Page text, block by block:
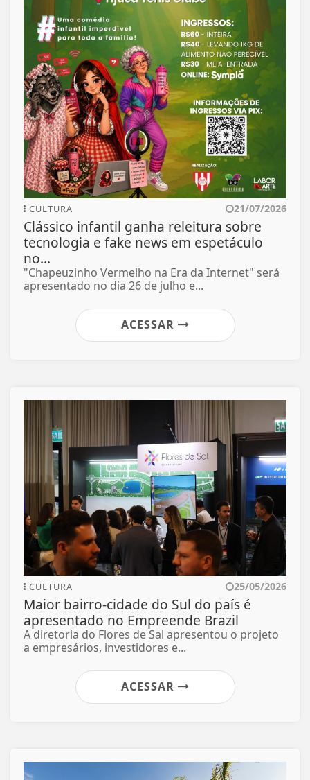
CULTURA 21/07/2026
Clássico infantil ganha releitura sobre
tecnologia e fake news em espetáculo
no...
"Chapeuzinho Vermelho na Era da Internet" será
apresentado no dia 26 de julho e...
ACESSAR
CULTURA 25/05/2026
Maior bairro-cidade do Sul do país é
apresentado no Empreende Brazil
A diretoria do Flores de Sal apresentou o projeto
a empresários, investidores e...
ACESSAR